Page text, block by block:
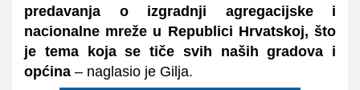
predavanja o izgradnji agregacijske i
nacionalne mreže u Republici Hrvatskoj, što
je tema koja se tiče svih naših gradova i
općina – naglasio je Gilja.